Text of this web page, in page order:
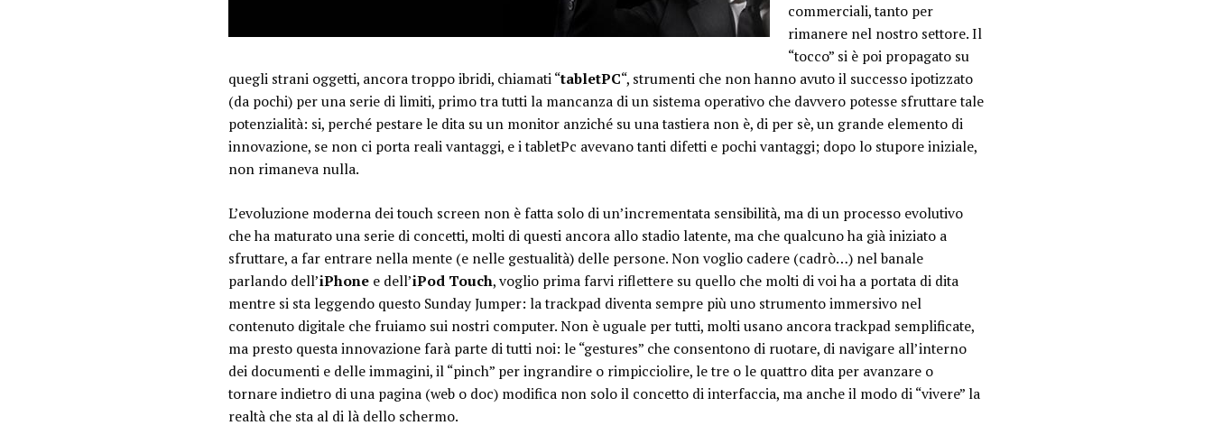
commerciali, tanto per
rimanere nel nostro settore. Il
“tocco” si è poi propagato su
quegli strani oggetti, ancora troppo ibridi, chiamati “tabletPC“, strumenti che non hanno avuto il successo ipotizzato
(da pochi) per una serie di limiti, primo tra tutti la mancanza di un sistema operativo che davvero potesse sfruttare tale
potenzialità: si, perché pestare le dita su un monitor anziché su una tastiera non è, di per sè, un grande elemento di
innovazione, se non ci porta reali vantaggi, e i tabletPc avevano tanti difetti e pochi vantaggi; dopo lo stupore iniziale,
non rimaneva nulla.
L’evoluzione moderna dei touch screen non è fatta solo di un’incrementata sensibilità, ma di un processo evolutivo
che ha maturato una serie di concetti, molti di questi ancora allo stadio latente, ma che qualcuno ha già iniziato a
sfruttare, a far entrare nella mente (e nelle gestualità) delle persone. Non voglio cadere (cadrò…) nel banale
parlando dell’iPhone e dell’iPod Touch, voglio prima farvi riflettere su quello che molti di voi ha a portata di dita
mentre si sta leggendo questo Sunday Jumper: la trackpad diventa sempre più uno strumento immersivo nel
contenuto digitale che fruiamo sui nostri computer. Non è uguale per tutti, molti usano ancora trackpad semplificate,
ma presto questa innovazione farà parte di tutti noi: le “gestures” che consentono di ruotare, di navigare all’interno
dei documenti e delle immagini, il “pinch” per ingrandire o rimpicciolire, le tre o le quattro dita per avanzare o
tornare indietro di una pagina (web o doc) modifica non solo il concetto di interfaccia, ma anche il modo di “vivere” la
realtà che sta al di là dello schermo.